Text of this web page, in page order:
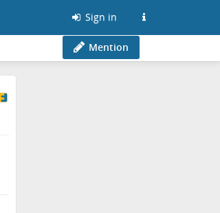
Sign in
Mention